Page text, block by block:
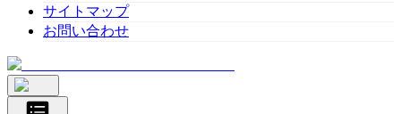
サイトマップ
お問い合わせ